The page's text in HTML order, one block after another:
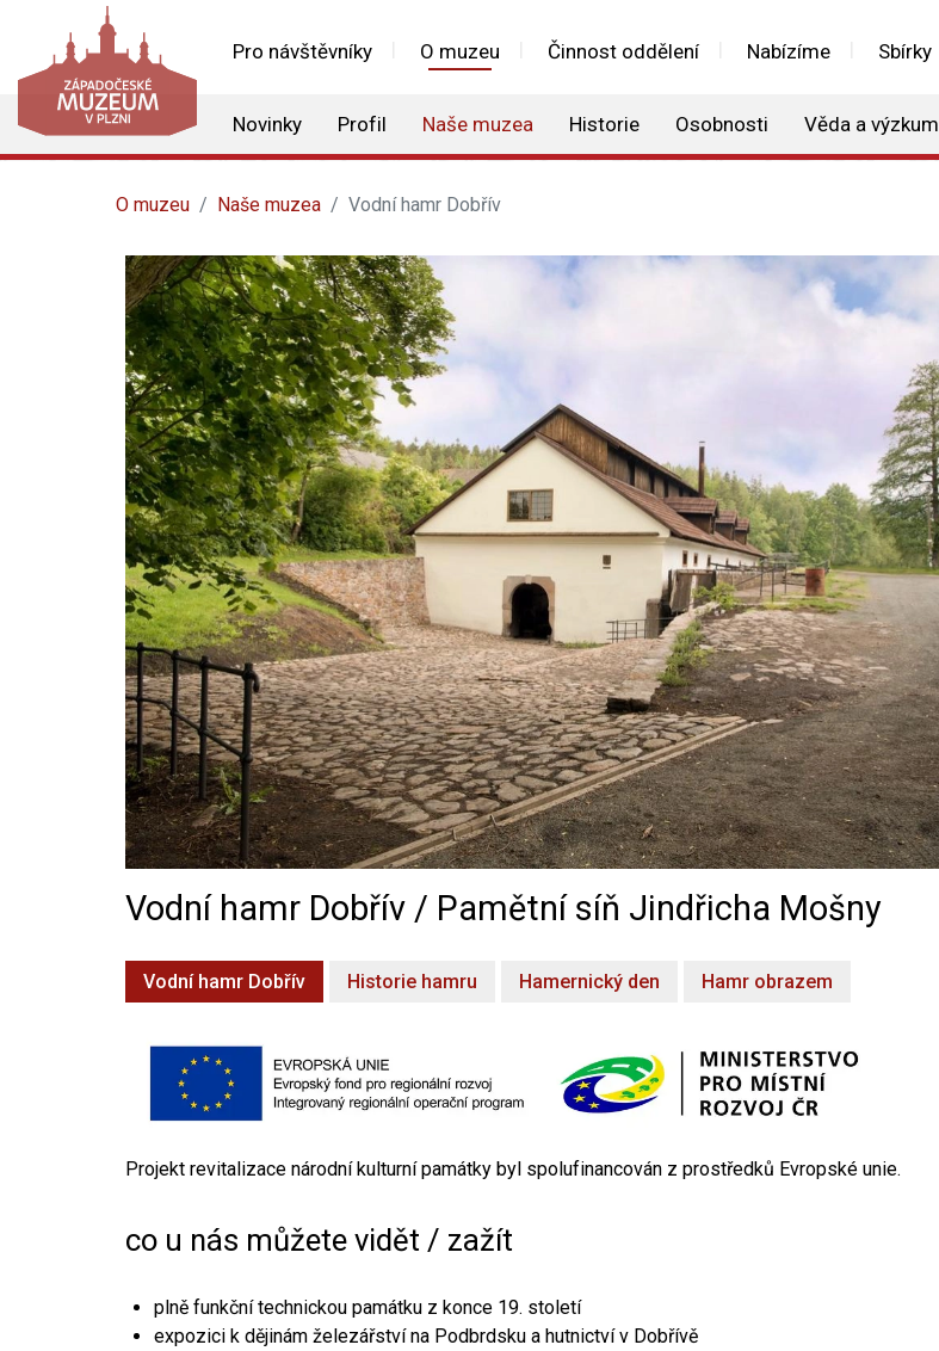
Pro návštěvníky O muzeu Činnost oddělení Nabízíme Sbírky
Novinky Profil Naše muzea Historie Osobnosti Věda a výzkum
O muzeu Naše muzea Vodní hamr Dobřív
Vodní hamr Dobřív / Pamětní síň Jindřicha Mošny
Vodní hamr Dobřív Historie hamru Hamernický den Hamr obrazem
Projekt revitalizace národní kulturní památky byl spolufinancován z prostředků Evropské unie.
co u nás můžete vidět / zažít
plně funkční technickou památku z konce 19. století
expozici k dějinám železářství na Podbrdsku a hutnictví v Dobřívě